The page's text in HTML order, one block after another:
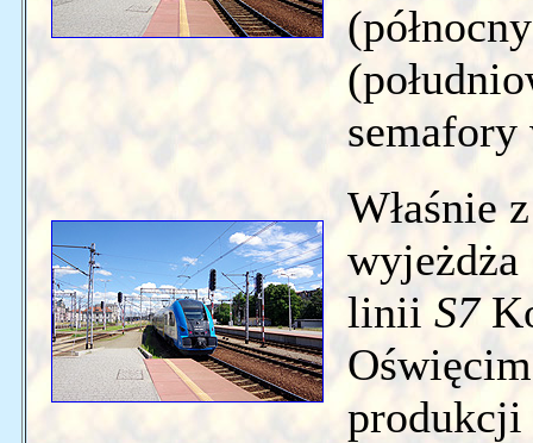
Właśnie
linii S7
produkcji